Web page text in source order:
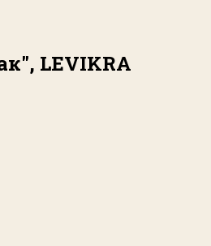
LEVIKRA